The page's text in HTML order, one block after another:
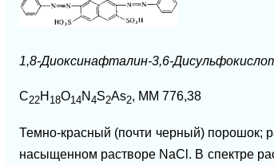
1,8-Диоксинафталин-3,6-
C22H 18О14N 4S2As2, ММ 776,38
Темно-красный (почти черный) порошок;
насыщенном растворе NaCl. В спектре